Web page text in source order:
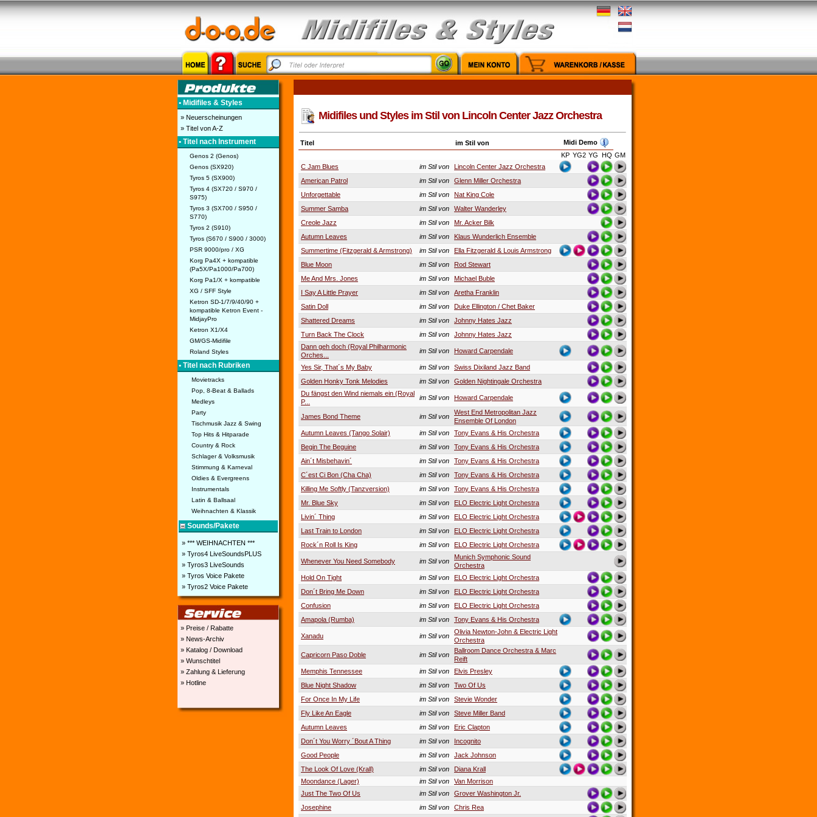
• Midifiles & Styles
» Neuerscheinungen
» Titel von A-Z
• Titel nach Instrument
Genos 2 (Genos)
Genos (SX920)
Tyros 5 (SX900)
Tyros 4 (SX720 / S970 /
S975)
Tyros 3 (SX700 / S950 /
S770)
Tyros 2 (S910)
Tyros (S670 / S900 / 3000)
PSR 9000/pro / XG
Korg Pa4X + kompatible
(Pa5X/Pa1000/Pa700)
Korg Pa1/X + kompatible
XG / SFF Style
Ketron SD-1/7/9/40/90 +
kompatible Ketron Event -
MidjayPro
Ketron X1/X4
GM/GS-Midifile
Roland Styles
• Titel nach Rubriken
Movietracks
Pop, 8-Beat & Ballads
Medleys
Party
Tischmusik Jazz & Swing
Top Hits & Hitparade
Country & Rock
Schlager & Volksmusik
Stimmung & Karneval
Oldies & Evergreens
Instrumentals
Latin & Ballsaal
Weihnachten & Klassik
Sounds/Pakete
» *** WEIHNACHTEN ***
» Tyros4 LiveSoundsPLUS
» Tyros3 LiveSounds
» Tyros Voice Pakete
» Tyros2 Voice Pakete
» Preise / Rabatte
» News-Archiv
» Katalog / Download
» Wunschtitel
» Zahlung & Lieferung
» Hotline
Midifiles und Styles im Stil von Lincoln Center Jazz Orchestra
Titel im Stil von
Midi Demo
KP YG2 YG HQ GM
C Jam Blues
im Stil von
Lincoln Center Jazz Orchestra
American Patrol
im Stil von
Glenn Miller Orchestra
Unforgettable
im Stil von
Nat King Cole
Summer Samba
im Stil von
Walter Wanderley
Creole Jazz
im Stil von
Mr. Acker Bilk
Autumn Leaves
im Stil von
Klaus Wunderlich Ensemble
Summertime (Fitzgerald & Armstrong)
im Stil von
Ella Fitzgerald & Louis Armstrong
Blue Moon
im Stil von
Rod Stewart
Me And Mrs. Jones
im Stil von
Michael Buble
I Say A Little Prayer
im Stil von
Aretha Franklin
Satin Doll
im Stil von
Duke Ellington / Chet Baker
Shattered Dreams
im Stil von
Johnny Hates Jazz
Turn Back The Clock
im Stil von
Johnny Hates Jazz
Dann geh doch (Royal Philharmonic
Orches...
im Stil von Howard Carpendale
Yes Sir, That´s My Baby im Stil von
Swiss Dixiland Jazz Band
Golden Honky Tonk Melodies
im Stil von
Golden Nightingale Orchestra
Du fängst den Wind niemals ein (Royal
P...
im Stil von Howard Carpendale
James Bond Theme im Stil von
West End Metropolitan Jazz
Ensemble Of London
Autumn Leaves (Tango Solair)
im Stil von
Tony Evans & His Orchestra
Begin The Beguine
im Stil von
Tony Evans & His Orchestra
Ain´t Misbehavin´
im Stil von
Tony Evans & His Orchestra
C´est Ci Bon (Cha Cha)
im Stil von
Tony Evans & His Orchestra
Killing Me Softly (Tanzversion)
im Stil von
Tony Evans & His Orchestra
Mr. Blue Sky
im Stil von
ELO Electric Light Orchestra
Livin´ Thing
im Stil von
ELO Electric Light Orchestra
Last Train to London
im Stil von
ELO Electric Light Orchestra
Rock´n Roll Is King
im Stil von ELO Electric Light Orchestra
Whenever You Need Somebody im Stil von
Munich Symphonic Sound
Orchestra
Hold On Tight
im Stil von
ELO Electric Light Orchestra
Don´t Bring Me Down
im Stil von
ELO Electric Light Orchestra
Confusion
im Stil von
ELO Electric Light Orchestra
Amapola (Rumba)
im Stil von Tony Evans & His Orchestra
Xanadu im Stil von
Olivia Newton-John & Electric Light
Orchestra
Capricorn Paso Doble
im Stil von
Ballroom Dance Orchestra & Marc
Reift
Memphis Tennessee
im Stil von
Elvis Presley
Blue Night Shadow
im Stil von
Two Of Us
For Once In My Life
im Stil von
Stevie Wonder
Fly Like An Eagle
im Stil von
Steve Miller Band
Autumn Leaves
im Stil von
Eric Clapton
Don´t You Worry ´Bout A Thing
im Stil von
Incognito
Good People
im Stil von
Jack Johnson
The Look Of Love (Krall)
im Stil von
Diana Krall
Moondance (Lager)
im Stil von
Van Morrison
Just The Two Of Us
im Stil von
Grover Washington Jr.
Josephine
im Stil von Chris Rea